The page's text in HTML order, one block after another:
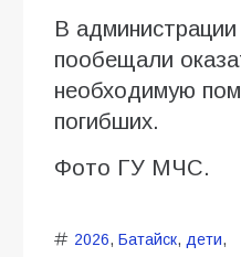
В
пообещали
необходимую
погибших.
Фото ГУ МЧС.
2026, Батайск, дети,